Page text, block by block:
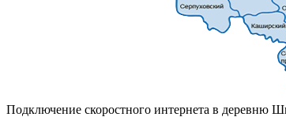
Подключение скоростного интернета в деревню